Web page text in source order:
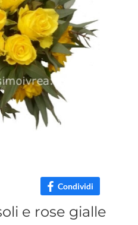
Condividi
e rose gialle